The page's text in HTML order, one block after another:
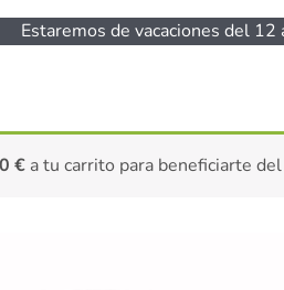
Estaremos de vacaciones del
€ a tu carrito para beneficiarte